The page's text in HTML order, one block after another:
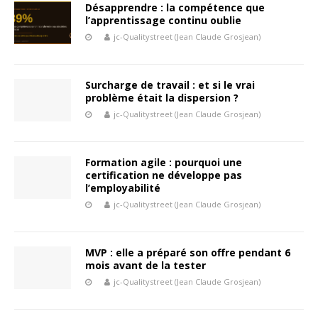
Désapprendre : la compétence que
l’apprentissage continu oublie
jc-Qualitystreet (Jean Claude Grosjean)
Surcharge de travail : et si le vrai
problème était la dispersion ?
jc-Qualitystreet (Jean Claude Grosjean)
Formation agile : pourquoi une
certification ne développe pas
l’employabilité
jc-Qualitystreet (Jean Claude Grosjean)
MVP : elle a préparé son offre pendant 6
mois avant de la tester
jc-Qualitystreet (Jean Claude Grosjean)